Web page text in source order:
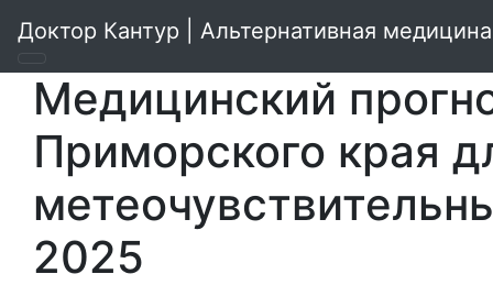
Доктор Кантур | Альтернативная медицина
Медицинский
Приморского края
2025